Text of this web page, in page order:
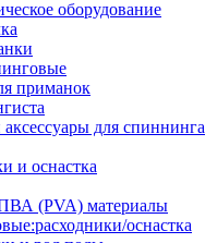
оборудование
приманок
для спиннинга
и оснастка
(PVA) материалы
оснастка